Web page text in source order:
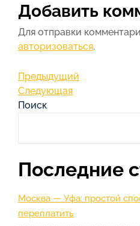
Добавить
Для отправки
авторизоваться.
Навигация
по
Предыдущая
запись
Предыдущий
Следующая
запись
Следующая
Поиск
Последние
Москва — Уфа: простой
переплатить